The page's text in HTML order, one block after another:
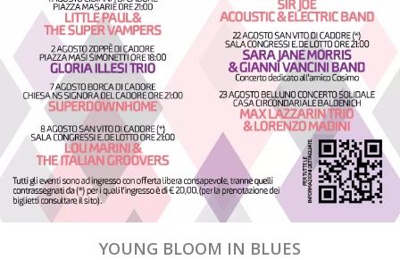
YOUNG BLOOM IN BLUES